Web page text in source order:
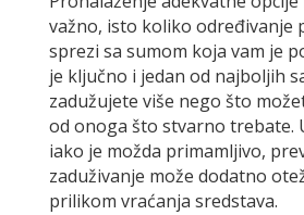
važno, isto koliko određivanje
sprezi sa sumom koja vam je
je ključno i jedan od najboljih
zadužujete više nego što
od onoga što stvarno trebate.
iako je možda primamljivo,
zaduživanje može dodatno
prilikom vraćanja sredstava.